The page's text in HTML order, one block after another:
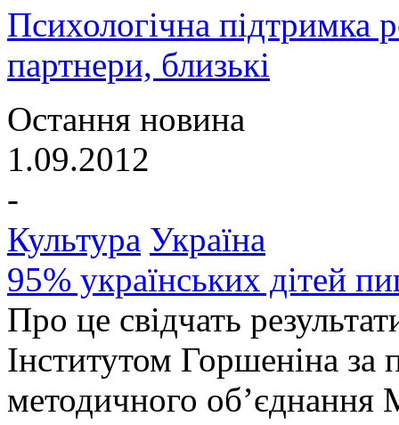
Психологічна підтримка
партнери, близькі
Остання новина
1.09.2012
-
Культура Україна
95% українських дітей
Про це свідчать
Інститутом Горшеніна за
методичного